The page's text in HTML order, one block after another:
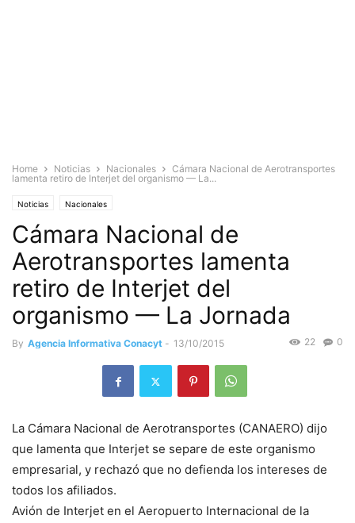
Home Noticias Nacionales
Cámara Nacional de Aerotransportes
lamenta retiro de Interjet del organismo — La...
Noticias Nacionales
Cámara Nacional de
Aerotransportes lamenta
retiro de Interjet del
organismo — La Jornada
By Agencia Informativa Conacyt - 13/10/2015 0
22
La Cámara Nacional de Aerotransportes (CANAERO) dijo
que lamenta que Interjet se separe de este organismo
empresarial, y rechazó que no defienda los intereses de
todos los afiliados.
Avión de Interjet en el Aeropuerto Internacional de la